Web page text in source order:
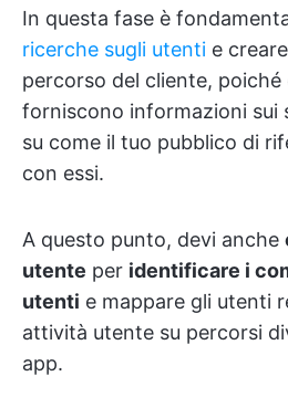
In questa fase è
ricerche sugli utenti e
percorso del cliente, poiché
forniscono informazioni sui
su come il tuo pubblico di
con essi.
A questo punto, devi anche
utente per identificare i
utenti e mappare gli utenti
attività utente su percorsi
app.